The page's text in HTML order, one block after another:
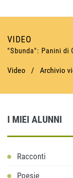
VIDEO
"Sbunda": Panini di
Video / Archivio
I MIEI ALUNNI
Racconti
Poesie